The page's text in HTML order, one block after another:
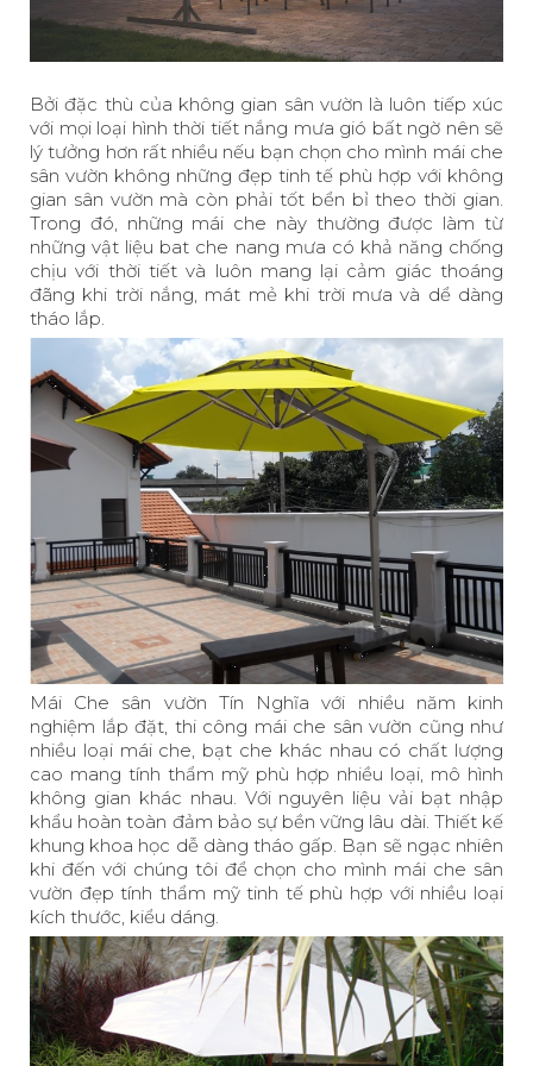
Bởi đặc thù của không gian sân vườn là luôn tiếp xúc
với mọi loại hình thời tiết nắng mưa gió bất ngờ nên sẽ
lý tưởng hơn rất nhiều nếu bạn chọn cho mình mái che
sân vườn không những đẹp tinh tế phù hợp với không
gian sân vườn mà còn phải tốt bển bỉ theo thời gian.
Trong đó, những mái che này thường được làm từ
những vật liệu bat che nang mưa có khả năng chống
chịu với thời tiết và luôn mang lại cảm giác thoáng
đãng khi trời nắng, mát mẻ khi trời mưa và dể dàng
tháo lắp.
Mái Che sân vườn Tín Nghĩa với nhiều năm kinh
nghiệm lắp đặt, thi công mái che sân vườn cũng như
nhiều loại mái che, bạt che khác nhau có chất lượng
cao mang tính thẩm mỹ phù hợp nhiều loại, mô hình
không gian khác nhau. Với nguyên liệu vải bạt nhập
khẩu hoàn toàn đảm bảo sự bền vững lâu dài. Thiết kế
khung khoa học dễ dàng tháo gấp. Bạn sẽ ngạc nhiên
khi đến với chúng tôi để chọn cho mình mái che sân
vườn đẹp tính thẩm mỹ tinh tế phù hợp với nhiều loại
kích thước, kiểu dáng.